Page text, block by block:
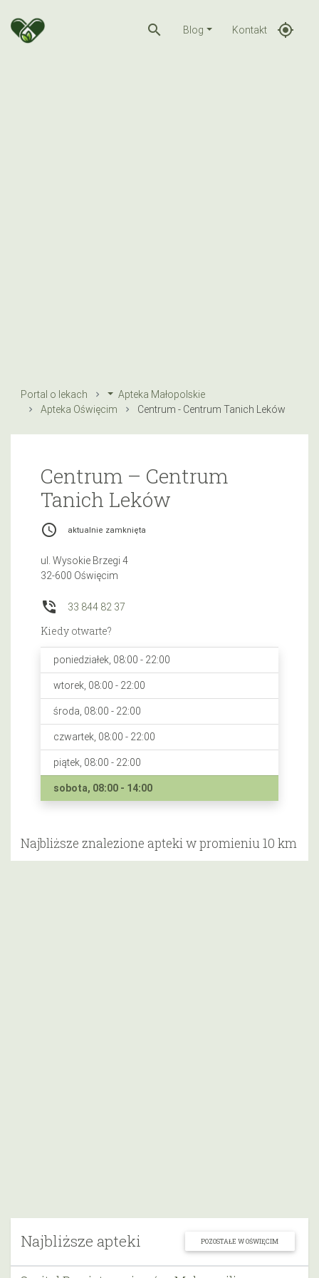
search Blog Kontakt gps_fixed
Portal o lekach
Apteka Małopolskie
Apteka Oświęcim
Centrum - Centrum Tanich Leków
Najbliższe apteki POZOSTAŁE W OŚWIĘCIM
Centrum – Centrum
Tanich Leków
access_time aktualnie zamknięta
ul. Wysokie Brzegi 4
32-600 Oświęcim
phone_in_talk 33 844 82 37
Kiedy otwarte?
poniedziałek, 08:00 - 22:00
wtorek, 08:00 - 22:00
środa, 08:00 - 22:00
czwartek, 08:00 - 22:00
piątek, 08:00 - 22:00
sobota, 08:00 - 14:00
Najbliższe znalezione apteki w promieniu 10 km